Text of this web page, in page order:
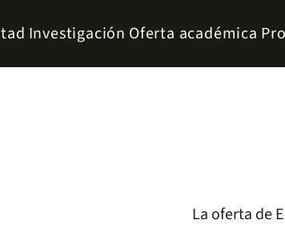
Investigación Oferta académica
La oferta de